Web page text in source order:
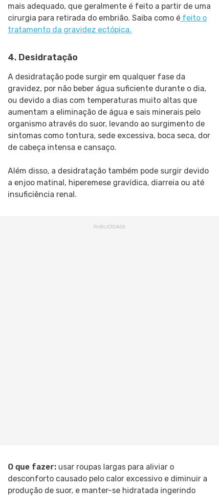
mais adequado, que geralmente é feito a partir de uma
cirurgia para retirada do embrião. Saiba como é feito o
tratamento da gravidez ectópica.
4. Desidratação
A desidratação pode surgir em qualquer fase da
gravidez, por não beber água suficiente durante o dia,
ou devido a dias com temperaturas muito altas que
aumentam a eliminação de água e sais minerais pelo
organismo através do suor, levando ao surgimento de
sintomas como tontura, sede excessiva, boca seca, dor
de cabeça intensa e cansaço.
Além disso, a desidratação também pode surgir devido
a enjoo matinal, hiperemese gravídica, diarreia ou até
insuficiência renal.
O que fazer: usar roupas largas para aliviar o
desconforto causado pelo calor excessivo e diminuir a
produção de suor, e manter-se hidratada ingerindo